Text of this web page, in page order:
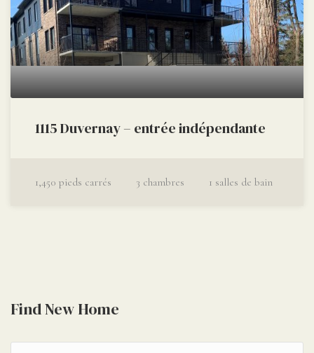
1115 Duvernay – entrée indépendante
1,450 pieds carrés 3 chambres 1 salles de bain
Find New Home